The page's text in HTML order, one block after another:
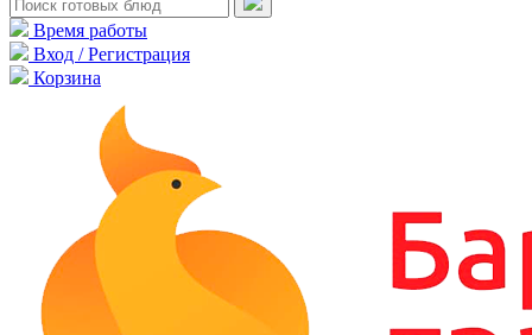
Время работы
Вход / Регистрация
Корзина